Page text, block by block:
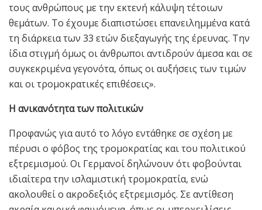
τους ανθρώπους με την εκτενή κάλυψη τέτοιων
θεμάτων. Το έχουμε διαπιστώσει επανειλημμένα κατά
τη διάρκεια των 33 ετών διεξαγωγής της έρευνας. Την
ίδια στιγμή όμως οι άνθρωποι αντιδρούν άμεσα και σε
συγκεκριμένα γεγονότα, όπως οι αυξήσεις των τιμών
και οι τρομοκρατικές επιθέσεις».
Η ανικανότητα των πολιτικών
Προφανώς για αυτό το λόγο εντάθηκε σε σχέση με
πέρυσι ο φόβος της τρομοκρατίας και του πολιτικού
εξτρεμισμού. Οι Γερμανοί δηλώνουν ότι φοβούνται
ιδιαίτερα την ισλαμιστική τρομοκρατία, ενώ
ακολουθεί ο ακροδεξιός εξτρεμισμός. Σε αντίθεση